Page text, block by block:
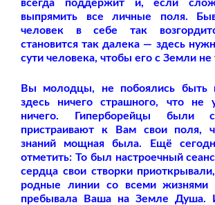
всегда поддержит и, если
выпрямить все личные поля.
человек в себе так
становится так далека — здесь
сути человека, чтобы его с Земли не
Вы молодцы, не побоялись быть
здесь ничего страшного, что
ничего. Гиперборейцы
пристраивают к Вам свои поля,
знаний мощная была. Ещё
отметить: То был настроечный
сердца свои створки
родные линии со всеми жизнями
пребывала Ваша на Земле Душа.